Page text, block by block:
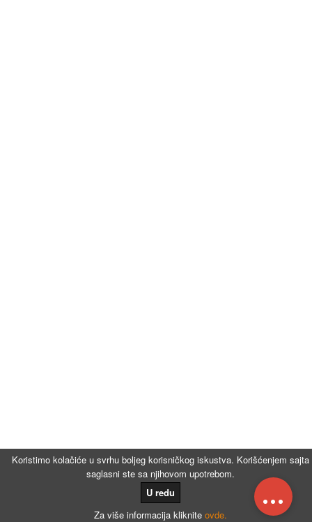
Koristimo kolačiće u svrhu boljeg korisničkog iskustva. Korišćenjem sajta
saglasni ste sa njihovom upotrebom.
U redu
Za više informacija kliknite ovde.
...